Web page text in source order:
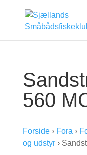
560
Forside › Fora ›
og udstyr ›